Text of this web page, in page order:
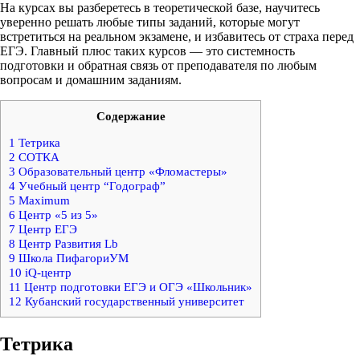
На курсах вы разберетесь в теоретической базе, научитесь
уверенно решать любые типы заданий, которые могут
встретиться на реальном экзамене, и избавитесь от страха перед
ЕГЭ. Главный плюс таких курсов — это системность
подготовки и обратная связь от преподавателя по любым
вопросам и домашним заданиям.
Содержание
1 Тетрика
2 СОТКА
3 Образовательный центр «Фломастеры»
4 Учебный центр “Годограф”
5 Maximum
6 Центр «5 из 5»
7 Центр ЕГЭ
8 Центр Развития Lb
9 Школа ПифагориУМ
10 iQ-центр
11 Центр подготовки ЕГЭ и ОГЭ «Школьник»
12 Кубанский государственный университет
Тетрика